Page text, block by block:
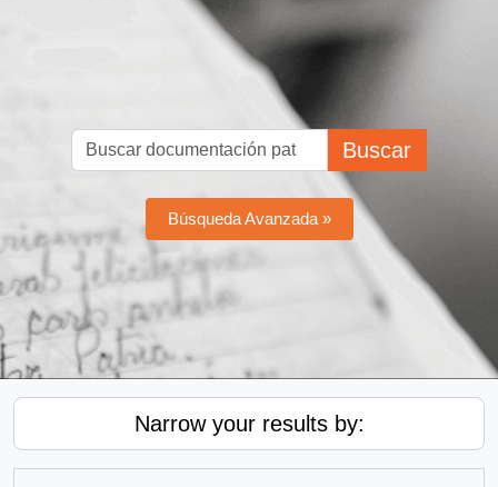
Buscar
Búsqueda Avanzada »
Narrow your results by: